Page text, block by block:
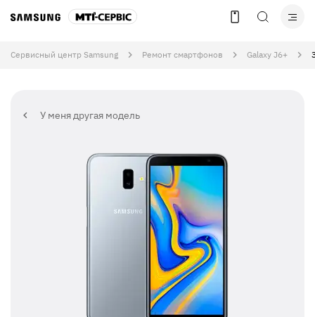
Сервисный центр Samsung Ремонт смартфонов Galaxy J6+
У меня другая модель